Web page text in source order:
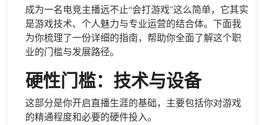
成为一名电竞主播远不止“会打游戏”这么简单，它其实
是游戏技术、个人魅力与专业运营的结合体。下面我
为你梳理了一份详细的指南，帮助你全面了解这个职
业的门槛与发展路径。
硬性门槛：技术与设备
这部分是你开启直播生涯的基础，主要包括你对游戏
的精通程度和必要的硬件投入。